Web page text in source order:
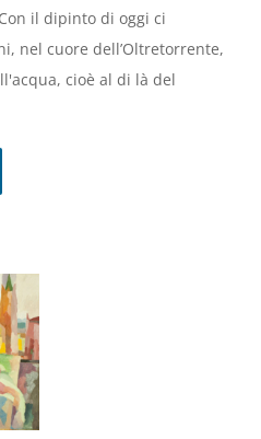
il dipinto di oggi ci
nel cuore dell’Oltretorrente,
cioè al di là del